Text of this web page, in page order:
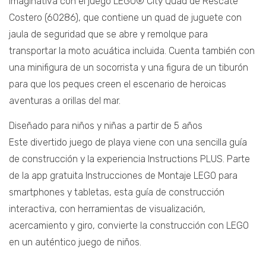
Costero (60286), que contiene un quad de juguete con
jaula de seguridad que se abre y remolque para
transportar la moto acuática incluida. Cuenta también con
una minifigura de un socorrista y una figura de un tiburón
para que los peques creen el escenario de heroicas
aventuras a orillas del mar.
Diseñado para niños y niñas a partir de 5 años
Este divertido juego de playa viene con una sencilla guía
de construcción y la experiencia Instructions PLUS. Parte
de la app gratuita Instrucciones de Montaje LEGO para
smartphones y tabletas, esta guía de construcción
interactiva, con herramientas de visualización,
acercamiento y giro, convierte la construcción con LEGO
en un auténtico juego de niños.